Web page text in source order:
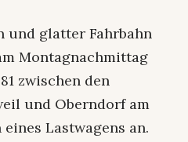
und glatter Fahrbahn
Montagnachmittag
zwischen den
und Oberndorf am
Lastwagens an.